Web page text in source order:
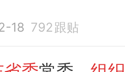
18 792 跟贴